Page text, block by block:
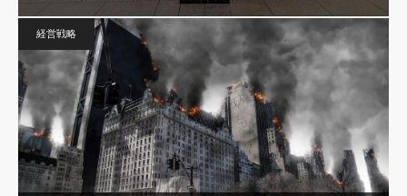
経営戦略